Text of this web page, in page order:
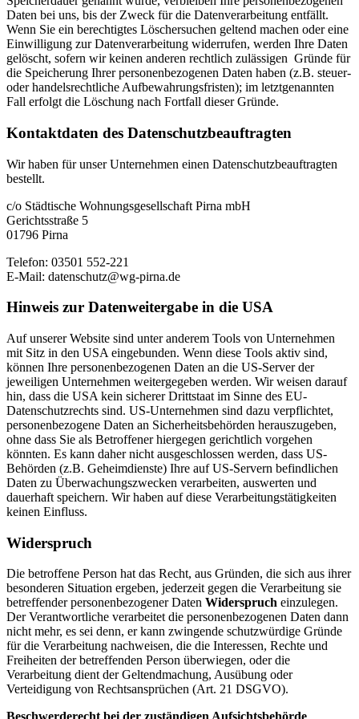
Daten bei uns, bis der Zweck für die Datenverarbeitung entfällt.
Wenn Sie ein berechtigtes Löschersuchen geltend machen oder eine
Einwilligung zur Datenverarbeitung widerrufen, werden Ihre Daten
gelöscht, sofern wir keinen anderen rechtlich zulässigen Gründe für
die Speicherung Ihrer personenbezogenen Daten haben (z.B. steuer-
oder handelsrechtliche Aufbewahrungsfristen); im letztgenannten
Fall erfolgt die Löschung nach Fortfall dieser Gründe.
Kontaktdaten des Datenschutz­beauftragten
Wir haben für unser Unternehmen einen Datenschutzbeauftragten
bestellt.
c/o Städtische Wohnungsgesellschaft Pirna mbH
Gerichtsstraße 5
01796 Pirna
Telefon: 03501 552-221
E-Mail: datenschutz@wg-pirna.de
Hinweis zur Datenweitergabe in die USA
Auf unserer Website sind unter anderem Tools von Unternehmen
mit Sitz in den USA eingebunden. Wenn diese Tools aktiv sind,
können Ihre personenbezogenen Daten an die US-Server der
jeweiligen Unternehmen weitergegeben werden. Wir weisen darauf
hin, dass die USA kein sicherer Drittstaat im Sinne des EU-
Datenschutzrechts sind. US-Unternehmen sind dazu verpflichtet,
personenbezogene Daten an Sicherheitsbehörden herauszugeben,
ohne dass Sie als Betroffener hiergegen gerichtlich vorgehen
könnten. Es kann daher nicht ausgeschlossen werden, dass US-
Behörden (z.B. Geheimdienste) Ihre auf US-Servern befindlichen
Daten zu Überwachungszwecken verarbeiten, auswerten und
dauerhaft speichern. Wir haben auf diese Verarbeitungstätigkeiten
keinen Einfluss.
Widerspruch
Die betroffene Person hat das Recht, aus Gründen, die sich aus ihrer
besonderen Situation ergeben, jederzeit gegen die Verarbeitung sie
betreffender personenbezogener Daten Widerspruch einzulegen.
Der Verantwortliche verarbeitet die personenbezogenen Daten dann
nicht mehr, es sei denn, er kann zwingende schutzwürdige Gründe
für die Verarbeitung nachweisen, die die Interessen, Rechte und
Freiheiten der betreffenden Person überwiegen, oder die
Verarbeitung dient der Geltendmachung, Ausübung oder
Verteidigung von Rechtsansprüchen (Art. 21 DSGVO).